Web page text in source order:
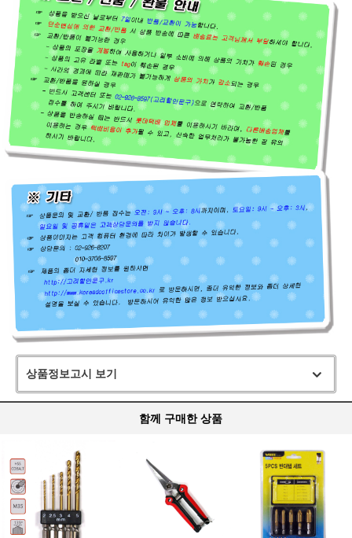
상품정보고시 보기
함께 구매한 상품